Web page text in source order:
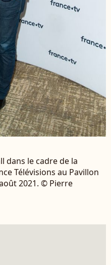
dans le cadre de la
Télévisions au Pavillon
2021. © Pierre